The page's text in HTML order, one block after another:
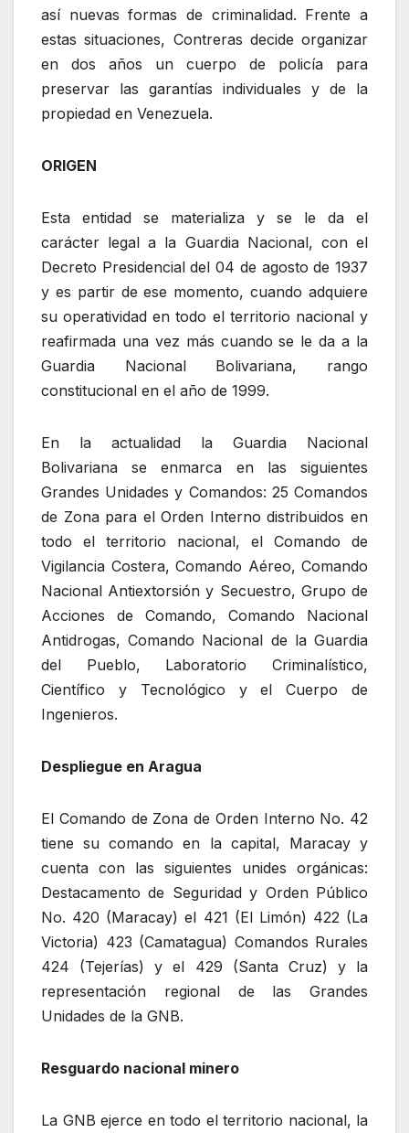
así nuevas formas de criminalidad. Frente a
estas situaciones, Contreras decide organizar
en dos años un cuerpo de policía para
preservar las garantías individuales y de la
propiedad en Venezuela.
ORIGEN
Esta entidad se materializa y se le da el
carácter legal a la Guardia Nacional, con el
Decreto Presidencial del 04 de agosto de 1937
y es partir de ese momento, cuando adquiere
su operatividad en todo el territorio nacional y
reafirmada una vez más cuando se le da a la
Guardia Nacional Bolivariana, rango
constitucional en el año de 1999.
En la actualidad la Guardia Nacional
Bolivariana se enmarca en las siguientes
Grandes Unidades y Comandos: 25 Comandos
de Zona para el Orden Interno distribuidos en
todo el territorio nacional, el Comando de
Vigilancia Costera, Comando Aéreo, Comando
Nacional Antiextorsión y Secuestro, Grupo de
Acciones de Comando, Comando Nacional
Antidrogas, Comando Nacional de la Guardia
del Pueblo, Laboratorio Criminalístico,
Científico y Tecnológico y el Cuerpo de
Ingenieros.
Despliegue en Aragua
El Comando de Zona de Orden Interno No. 42
tiene su comando en la capital, Maracay y
cuenta con las siguientes unides orgánicas:
Destacamento de Seguridad y Orden Público
No. 420 (Maracay) el 421 (El Limón) 422 (La
Victoria) 423 (Camatagua) Comandos Rurales
424 (Tejerías) y el 429 (Santa Cruz) y la
representación regional de las Grandes
Unidades de la GNB.
Resguardo nacional minero
La GNB ejerce en todo el territorio nacional, la